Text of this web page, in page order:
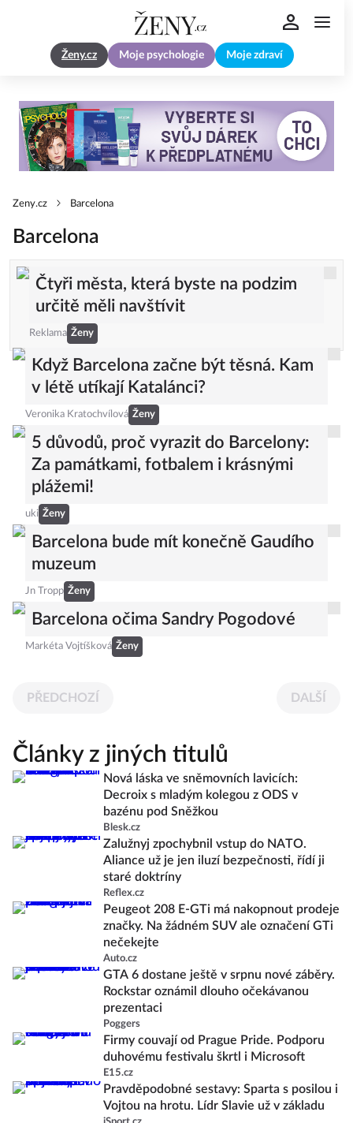
Ženy.cz Moje psychologie Moje zdraví
Zeny.cz Barcelona
Barcelona
Čtyři města, která byste na podzim
určitě měli navštívit
Reklama Ženy
Když Barcelona začne být těsná. Kam
v létě utíkají Katalánci?
Veronika Kratochvílová Ženy
5 důvodů, proč vyrazit do Barcelony:
Za památkami, fotbalem i krásnými
plážemi!
uki Ženy
Barcelona bude mít konečně Gaudího
muzeum
Jn Tropp Ženy
Barcelona očima Sandry Pogodové
Markéta Vojtíšková Ženy
PŘEDCHOZÍ DALŠÍ
Články z jiných titulů
Nová láska ve sněmovních lavicích:
Decroix s mladým kolegou z ODS v
bazénu pod Sněžkou
Blesk.cz
Zalužnyj zpochybnil vstup do NATO.
Aliance už je jen iluzí bezpečnosti, řídí ji
staré doktríny
Reflex.cz
Peugeot 208 E-GTi má nakopnout prodeje
značky. Na žádném SUV ale označení GTi
nečekejte
Auto.cz
GTA 6 dostane ještě v srpnu nové záběry.
Rockstar oznámil dlouho očekávanou
prezentaci
Poggers
Firmy couvají od Prague Pride. Podporu
duhovému festivalu škrtl i Microsoft
E15.cz
Pravděpodobné sestavy: Sparta s posilou i
Vojtou na hrotu. Lídr Slavie už v základu